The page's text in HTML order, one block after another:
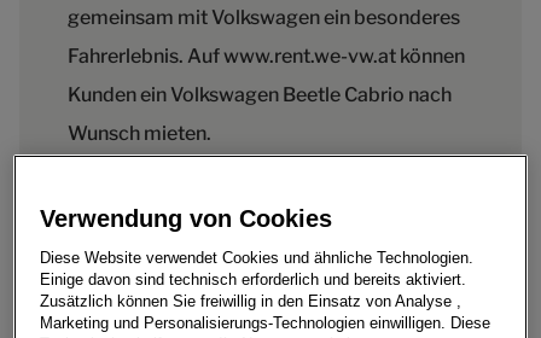
gemeinsam mit Volkswagen ein besonderes
Fahrerlebnis. Auf www.rent.we-vw.at können
Kunden ein Volkswagen Beetle Cabrio nach
Wunsch mieten.
Diesen Sommer bietet Europcar Österreich gemeinsam
mit Volkswagen ein besonderes Fahrerlebnis. Auf
www.rent.we-vw.at können Kunden ein Volkswagen
Verwendung von Cookies
Diese Website verwendet Cookies und ähnliche Technologien.
Einige davon sind technisch erforderlich und bereits aktiviert.
Zusätzlich können Sie freiwillig in den Einsatz von Analyse ,
Marketing und Personalisierungs-Technologien einwilligen. Diese